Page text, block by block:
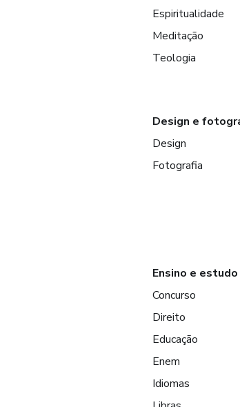
Espiritualidade
Meditação
Teologia
Design e
Design
Fotografia
Ensino e
Concurso
Direito
Educação
Enem
Idiomas